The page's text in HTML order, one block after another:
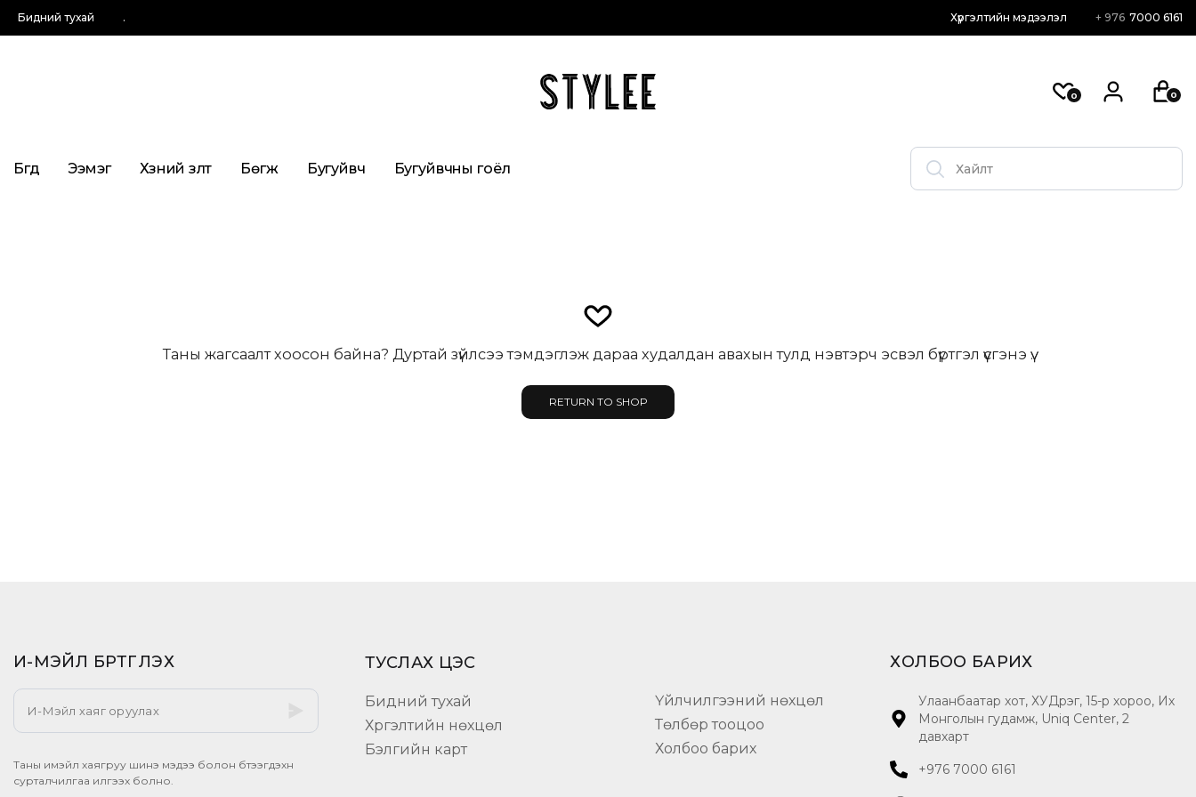
Бидний тухай . Хүргэлтийн мэдээлэл + 976 7000 6161
0 0
Бүгд Ээмэг Хүзүүний зүүлт Бөгж Бугуйвч Бугуйвчны гоёл
Таны жагсаалт хоосон байна? Дуртай зүйлсээ тэмдэглэж дараа худалдан авахын тулд нэвтэрч эсвэл бүртгэл үүсгэнэ үү.
RETURN TO SHOP
И-МЭЙЛ БҮРТГҮҮЛЭХ​
Таны имэйл хаягруу шинэ мэдээ болон бүтээгдэхүүн
сурталчилгаа илгээх болно.
ТУСЛАХ ЦЭС
Бидний тухай
Хүргэлтийн нөхцөл
Бэлгийн карт
Үйлчилгээний нөхцөл
Төлбөр тооцоо
Холбоо барих
ХОЛБОО БАРИХ
Улаанбаатар хот, ХУДүүрэг, 15-р хороо, Их
Монголын гудамж, Uniq Center, 2
давхарт
+976 7000 6161